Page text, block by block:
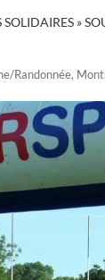
»
Randonnée,